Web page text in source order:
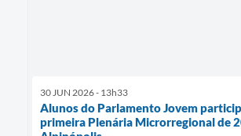
30 JUN 2026 - 13h33
Alunos do Parlamento Jovem
primeira Plenária Microrregional de